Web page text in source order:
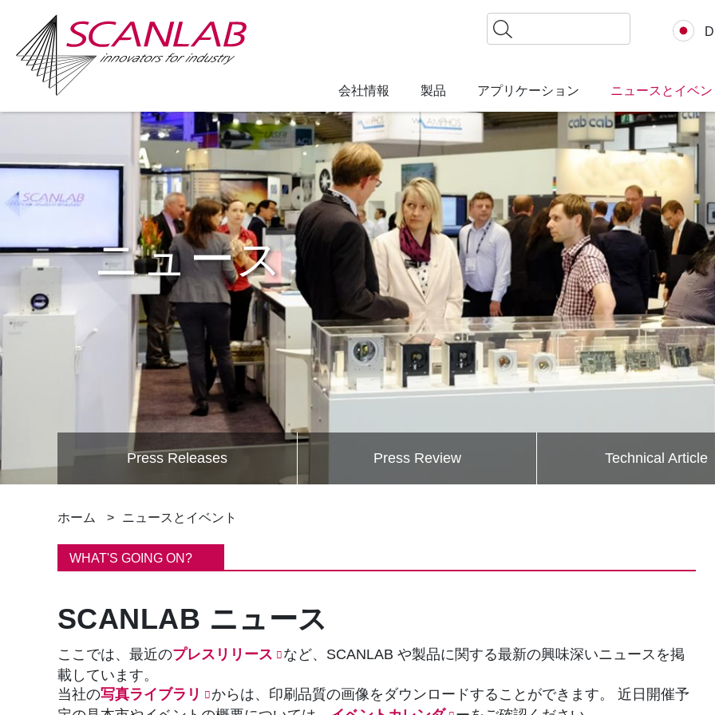
main
検
索
会社情報 製品 アプリケーション ニュースとイベン
ニュース
Press Releases Press Review Technical Article
パ
ン
ず
ホーム ニュースとイベント
WHAT'S GOING ON?
SCANLAB ニュース
ここでは、最近のプレスリリース
など、SCANLAB や製品に関する最新の興味深いニュースを掲
載しています。
当社の写真ライブラリ
からは、印刷品質の画像をダウンロードすることができます。 近日開催予